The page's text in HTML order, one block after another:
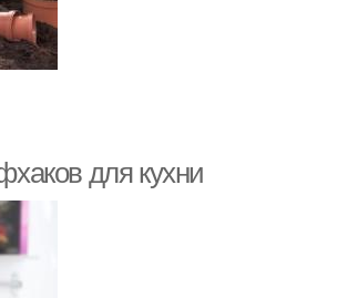
для кухни